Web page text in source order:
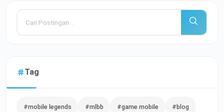
Tag
#mobile legends #mlbb #game mobile #blog